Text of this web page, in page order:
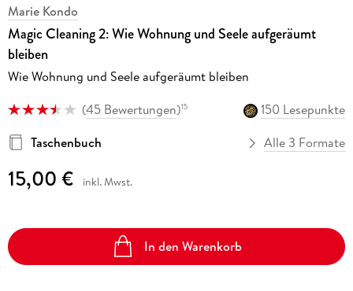
Marie Kondo
Magic Cleaning 2: Wie Wohnung und Seele aufgeräumt
bleiben
Wie Wohnung und Seele aufgeräumt bleiben
(45 Bewertungen)15
150 Lesepunkte
Taschenbuch
Alle 3 Formate
15,00 € inkl. Mwst.
In den Warenkorb